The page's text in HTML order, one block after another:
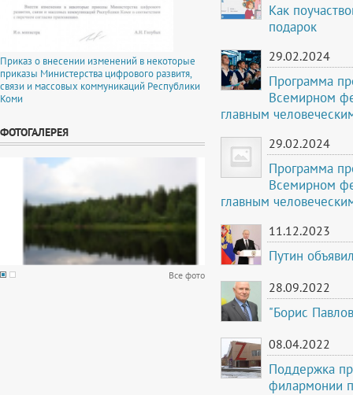
Приказ о внесении изменений в некоторые
приказы Министерства цифрового развитя,
связи и массовых коммуникаций Республики
Коми
ФОТОГАЛЕРЕЯ
Все фото
Как
подарок
29.02.2024
Программа
Всемирном
главным
29.02.2024
Программа
Всемирном
главным
11.12.2023
Путин
28.09.2022
"Борис
08.04.2022
Поддержка
филармонии